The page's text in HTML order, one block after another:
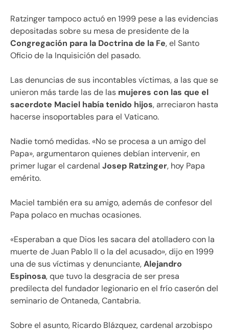
Ratzinger tampoco actuó en 1999 pese a las evidencias
depositadas sobre su mesa de presidente de la
Congregación para la Doctrina de la Fe, el Santo
Oficio de la Inquisición del pasado.
Las denuncias de sus incontables víctimas, a las que se
unieron más tarde las de las mujeres con las que el
sacerdote Maciel había tenido hijos, arreciaron hasta
hacerse insoportables para el Vaticano.
Nadie tomó medidas. «No se procesa a un amigo del
Papa», argumentaron quienes debían intervenir, en
primer lugar el cardenal Josep Ratzinger, hoy Papa
emérito.
Maciel también era su amigo, además de confesor del
Papa polaco en muchas ocasiones.
«Esperaban a que Dios les sacara del atolladero con la
muerte de Juan Pablo II o la del acusado», dijo en 1999
una de sus víctimas y denunciante,Alejandro
Espinosa, que tuvo la desgracia de ser presa
predilecta del fundador legionario en el frío caserón del
seminario de Ontaneda, Cantabria.
Sobre el asunto, Ricardo Blázquez, cardenal arzobispo